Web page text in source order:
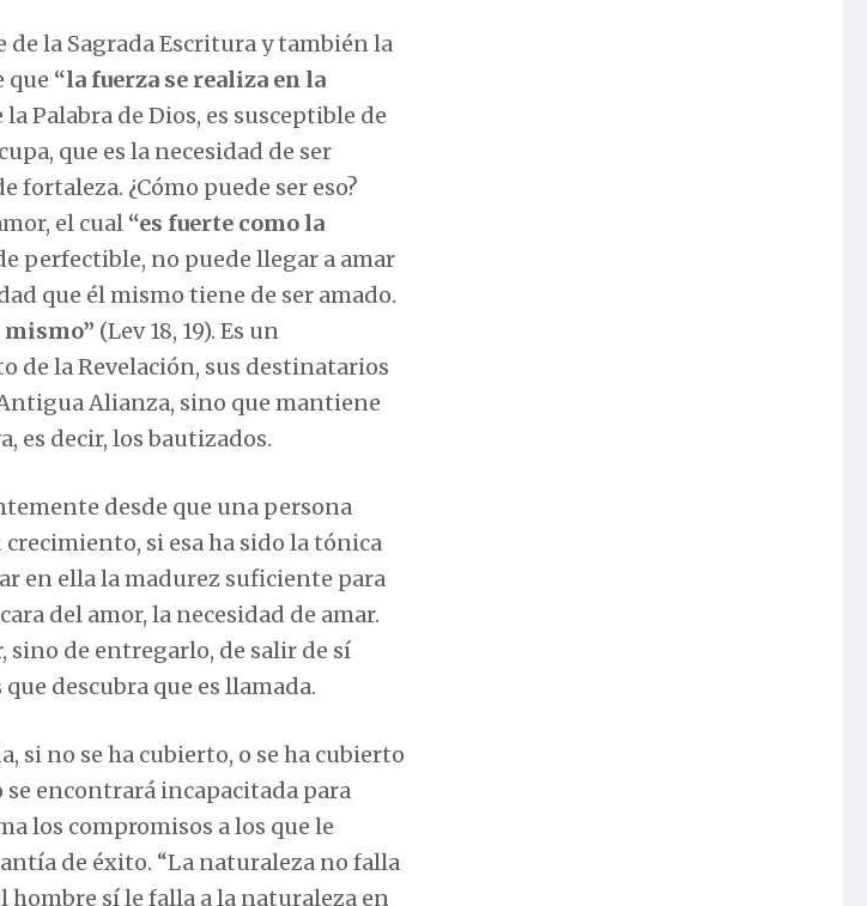
la Sagrada Escritura y también la
que “la fuerza se realiza en la
Palabra de Dios, es susceptible de
que es la necesidad de ser
fortaleza. ¿Cómo puede ser eso?
el cual “es fuerte como la
perfectible, no puede llegar a amar
que él mismo tiene de ser amado.
mismo” (Lev 18, 19). Es un
de la Revelación, sus destinatarios
Alianza, sino que mantiene
es decir, los bautizados.
desde que una persona
si esa ha sido la tónica
en ella la madurez suficiente para
del amor, la necesidad de amar.
sino de entregarlo, de salir de sí
descubra que es llamada.
si no se ha cubierto, o se ha cubierto
encontrará incapacitada para
los compromisos a los que le
de éxito. “La naturaleza no falla
hombre sí le falla a la naturaleza en